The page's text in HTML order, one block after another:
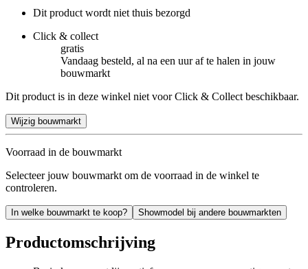
Dit product wordt niet thuis bezorgd
Click & collect
gratis
Vandaag besteld, al na een uur af te halen in jouw
bouwmarkt
Dit product is in deze winkel niet voor Click & Collect beschikbaar.
Wijzig bouwmarkt
Voorraad in de bouwmarkt
Selecteer jouw bouwmarkt om de voorraad in de winkel te
controleren.
In welke bouwmarkt te koop? Showmodel bij andere bouwmarkten
Productomschrijving